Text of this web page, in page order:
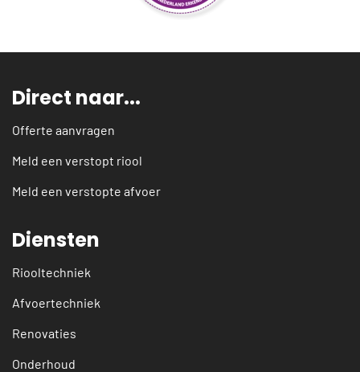
Direct naar...
Offerte aanvragen
Meld een verstopt riool
Meld een verstopte afvoer
Diensten
Riooltechniek
Afvoertechniek
Renovaties
Onderhoud